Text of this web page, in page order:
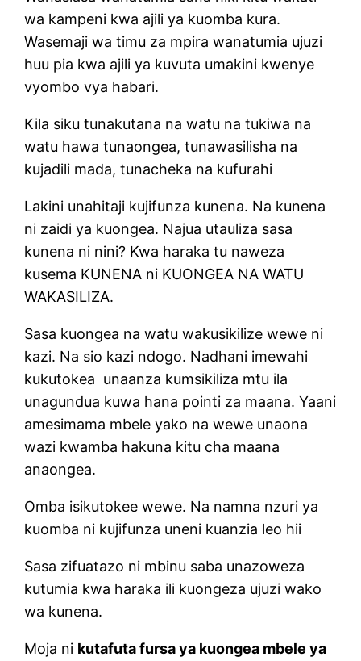
wa kampeni kwa ajili ya kuomba kura.
Wasemaji wa timu za mpira wanatumia ujuzi
huu pia kwa ajili ya kuvuta umakini kwenye
vyombo vya habari.
Kila siku tunakutana na watu na tukiwa na
watu hawa tunaongea, tunawasilisha na
kujadili mada, tunacheka na kufurahi
Lakini unahitaji kujifunza kunena. Na kunena
ni zaidi ya kuongea. Najua utauliza sasa
kunena ni nini? Kwa haraka tu naweza
kusema KUNENA ni KUONGEA NA WATU
WAKASILIZA.
Sasa kuongea na watu wakusikilize wewe ni
kazi. Na sio kazi ndogo. Nadhani imewahi
kukutokea unaanza kumsikiliza mtu ila
unagundua kuwa hana pointi za maana. Yaani
amesimama mbele yako na wewe unaona
wazi kwamba hakuna kitu cha maana
anaongea.
Omba isikutokee wewe. Na namna nzuri ya
kuomba ni kujifunza uneni kuanzia leo hii
Sasa zifuatazo ni mbinu saba unazoweza
kutumia kwa haraka ili kuongeza ujuzi wako
wa kunena.
Moja ni kutafuta fursa ya kuongea mbele ya